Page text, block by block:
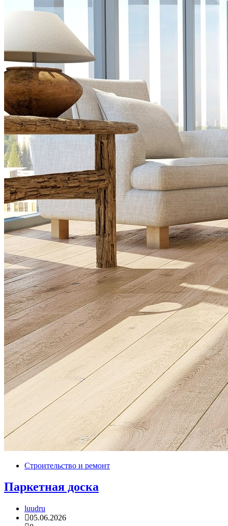
Строительство и ремонт
Паркетная доска
luudru
05.06.2026